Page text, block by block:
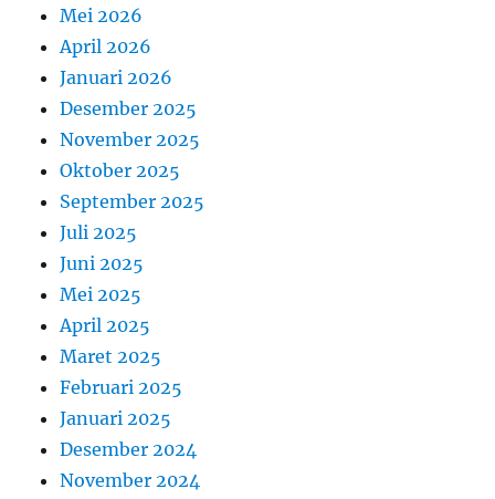
Mei 2026
April 2026
Januari 2026
Desember 2025
November 2025
Oktober 2025
September 2025
Juli 2025
Juni 2025
Mei 2025
April 2025
Maret 2025
Februari 2025
Januari 2025
Desember 2024
November 2024